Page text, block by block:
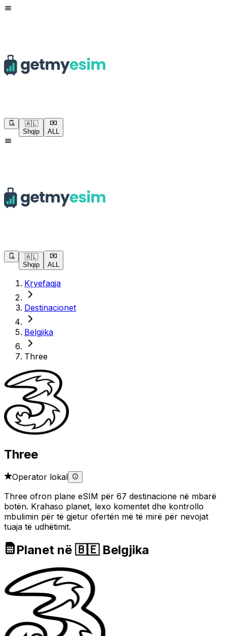
🇦🇱
Shqip
ALL
🇦🇱
Shqip
ALL
Kryefaqja
Destinacionet
Belgjika
Three
Three
Operator lokal
Three ofron plane eSIM për 67 destinacione në mbarë
botën. Krahaso planet, lexo komentet dhe kontrollo
mbulimin për të gjetur ofertën më të mirë për nevojat
tuaja të udhëtimit.
Planet në 🇧🇪 Belgjika